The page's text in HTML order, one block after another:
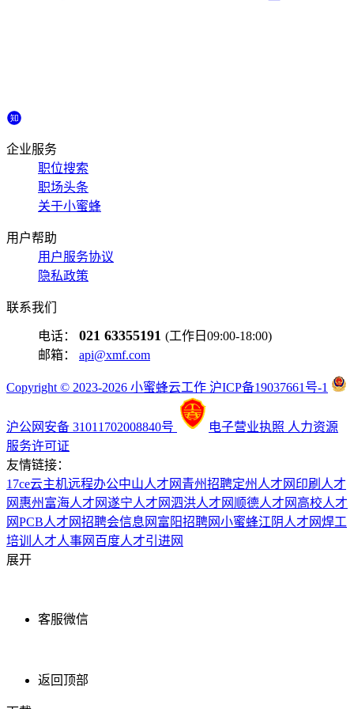
企业服务
职位搜索
职场头条
关于小蜜蜂
用户帮助
用户服务协议
隐私政策
联系我们
电话： 021 63355191 (工作日09:00-18:00)
邮箱： api@xmf.com
Copyright © 2023-2026 小蜜蜂云工作 沪ICP备19037661号-1
沪公网安备 31011702008840号 电子营业执照 人力资源
服务许可证
友情链接：
17ce云主机远程办公中山人才网 青州招聘定州人才网 印刷人才
网 惠州富海人才网遂宁人才网泗洪人才网 顺德人才网 高校人才
网PCB人才网招聘会信息网 富阳招聘网小蜜蜂江阴人才网焊工
培训 人才人事网 百度人才引进网
展开
客服微信
返回顶部